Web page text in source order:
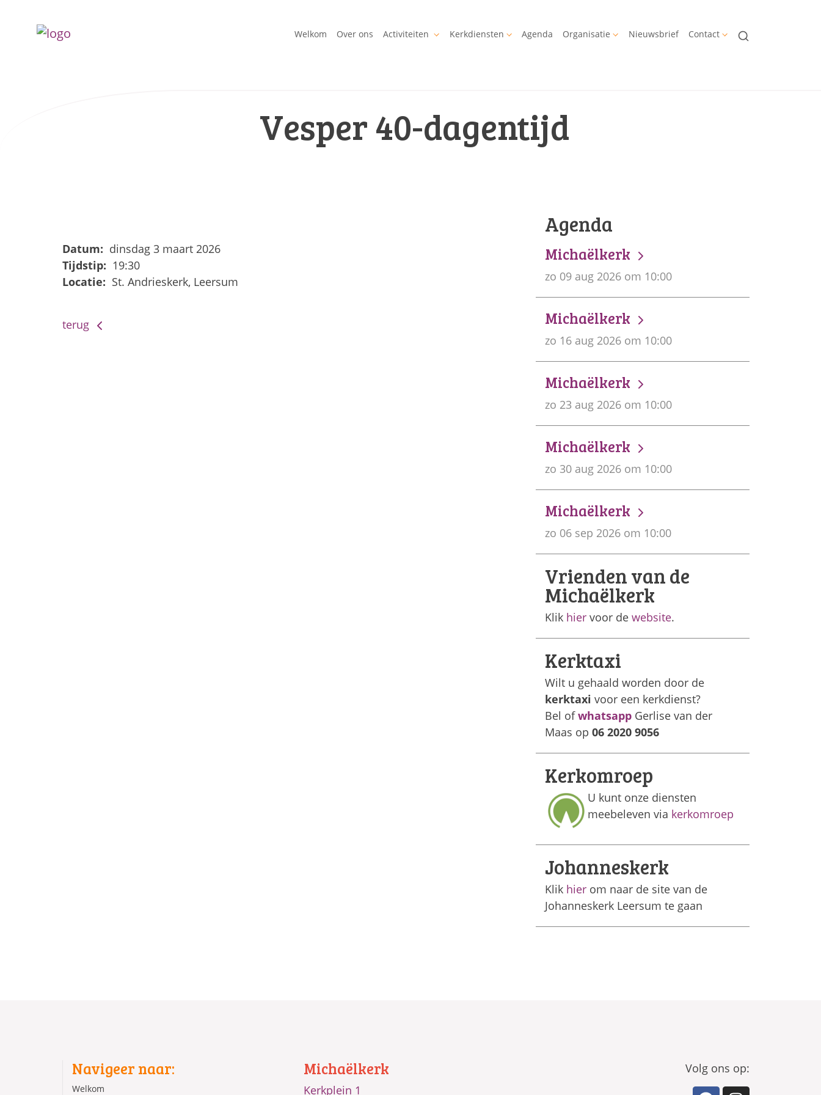
Welkom Over ons Activiteiten Kerkdiensten Agenda Organisatie Nieuwsbrief Contact
Vesper 40-dagentijd
Datum: dinsdag 3 maart 2026
Tijdstip: 19:30
Locatie: St. Andrieskerk, Leersum
terug
Agenda
Michaëlkerk
zo 09 aug 2026 om 10:00
Michaëlkerk
zo 16 aug 2026 om 10:00
Michaëlkerk
zo 23 aug 2026 om 10:00
Michaëlkerk
zo 30 aug 2026 om 10:00
Michaëlkerk
zo 06 sep 2026 om 10:00
Vrienden van de
Michaëlkerk
Klik hier voor de website.
Kerktaxi
Wilt u gehaald worden door de
kerktaxi voor een kerkdienst?
Bel ofwhatsapp Gerlise van der
Maas op 06 2020 9056
Kerkomroep
U kunt onze diensten
meebeleven via kerkomroep
Johanneskerk
Klik hier om naar de site van de
Johanneskerk Leersum te gaan
Navigeer naar:
Welkom
Michaëlkerk
Kerkplein 1
Volg ons op: